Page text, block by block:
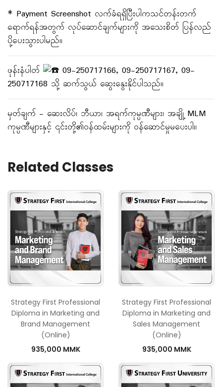
* Payment Screenshot လက်ခံရရှိပြီးပါကသင်တန်းတက်
ရောက်ရန်အတွက် လုပ်ဆောင်ချက်များကို အသေးစိတ် ပြန်လည်
ပို့ပေးသွားပါမည်။
ဖုန်းနံပါတ်
09-250717166, ‎09-250717167, ‎09-
250717168 သို့ ဆက်သွယ် ဆွေးနွေးနိုင်ပါသည်။
မှတ်ချက် - ဆေးလိပ်၊ ဘီယာ၊ အရက်ကုမ္ပဏီများ၊ အချို့ MLM
ကုမ္ပဏီများနှင့် ၎င်းတို့၏ဝန်ထမ်းများကို ဝန်ဆောင်မှုမပေးပါ။
Related Classes
Strategy First Professional
Diploma in Marketing and
Brand Management
(Online)
935,000 MMK
Strategy First Professional
Diploma in Marketing and
Sales Management
(Online)
935,000 MMK